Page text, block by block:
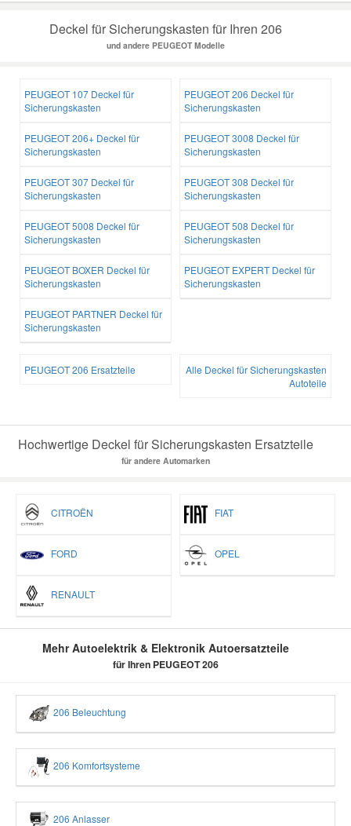
Deckel für Sicherungskasten für Ihren 206
und andere PEUGEOT Modelle
PEUGEOT 107 Deckel für
Sicherungskasten
PEUGEOT 206 Deckel für
Sicherungskasten
PEUGEOT 206+ Deckel für
Sicherungskasten
PEUGEOT 3008 Deckel für
Sicherungskasten
PEUGEOT 307 Deckel für
Sicherungskasten
PEUGEOT 308 Deckel für
Sicherungskasten
PEUGEOT 5008 Deckel für
Sicherungskasten
PEUGEOT 508 Deckel für
Sicherungskasten
PEUGEOT BOXER Deckel für
Sicherungskasten
PEUGEOT EXPERT Deckel für
Sicherungskasten
PEUGEOT PARTNER Deckel für
Sicherungskasten
PEUGEOT 206 Ersatzteile
Alle Deckel für Sicherungskasten
Autoteile
Hochwertige Deckel für Sicherungskasten Ersatzteile
für andere Automarken
CITROËN FIAT
FORD OPEL
RENAULT
Mehr Autoelektrik & Elektronik Autoersatzteile
für Ihren PEUGEOT 206
206 Beleuchtung
206 Komfortsysteme
206 Anlasser